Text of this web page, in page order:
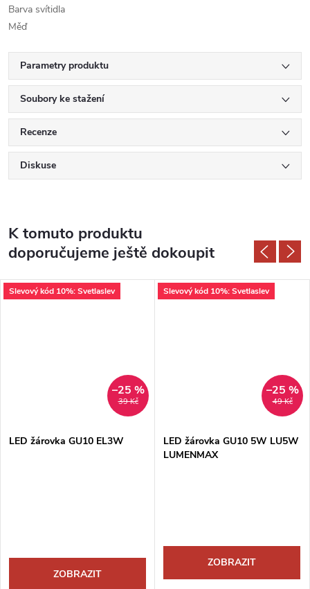
Barva svítidla
Měď
Parametry produktu
Soubory ke stažení
Recenze
Diskuse
K tomuto produktu
doporučujeme ještě dokoupit
Slevový kód 10%: Svetlaslev
39 Kč
–25 %
LED žárovka GU10 EL3W
ZOBRAZIT
Slevový kód 10%: Svetlaslev
49 Kč
–25 %
LED žárovka GU10 5W LU5W
LUMENMAX
ZOBRAZIT